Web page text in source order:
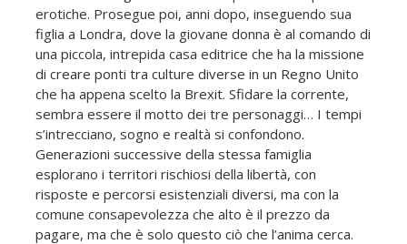
erotiche. Prosegue poi, anni dopo, inseguendo sua
figlia a Londra, dove la giovane donna è al comando di
una piccola, intrepida casa editrice che ha la missione
di creare ponti tra culture diverse in un Regno Unito
che ha appena scelto la Brexit. Sfidare la corrente,
sembra essere il motto dei tre personaggi… I tempi
s’intrecciano, sogno e realtà si confondono.
Generazioni successive della stessa famiglia
esplorano i territori rischiosi della libertà, con
risposte e percorsi esistenziali diversi, ma con la
comune consapevolezza che alto è il prezzo da
pagare, ma che è solo questo ciò che l’anima cerca.